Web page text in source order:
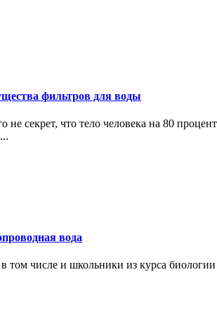
фильтров для воды
не секрет, что тело человека на 80
вода
том числе и школьники из курса